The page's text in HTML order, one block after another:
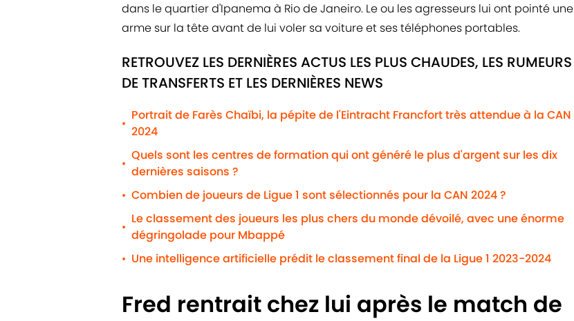
dans le quartier d'Ipanema à Rio de Janeiro. Le ou les agresseurs lui ont pointé une
arme sur la tête avant de lui voler sa voiture et ses téléphones portables.
RETROUVEZ LES DERNIÈRES ACTUS LES PLUS CHAUDES, LES RUMEURS
DE TRANSFERTS ET LES DERNIÈRES NEWS
•
Portrait de Farès Chaïbi, la pépite de l'Eintracht Francfort très attendue à la CAN
2024
•
Quels sont les centres de formation qui ont généré le plus d'argent sur les dix
dernières saisons ?
• Combien de joueurs de Ligue 1 sont sélectionnés pour la CAN 2024 ?
•
Le classement des joueurs les plus chers du monde dévoilé, avec une énorme
dégringolade pour Mbappé
• Une intelligence artificielle prédit le classement final de la Ligue 1 2023-2024
Fred rentrait chez lui après le match de